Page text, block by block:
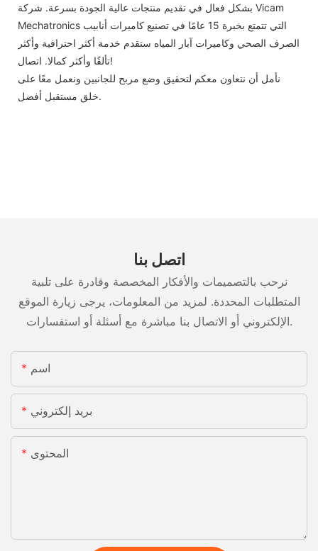
بشكل فعال في تقديم منتجات عالية الجودة بسرعة. شركة Vicam
Mechatronics التي تتمتع بخبرة 15 عامًا في تصنيع كاميرات أنابيب
الصرف الصحي وكاميرات آبار المياه ستقدم خدمة أكثر احترافية وأكثر
تألقًا وأكثر كمالا. اتصال!
نأمل أن نتعاون معكم لتحقيق وضع مربح للجانبين ونعمل معًا على
خلق مستقبل أفضل.
اتصل بنا
نرحب بالتصميمات والأفكار المخصصة وقادرة على تلبية
المتطلبات المحددة. لمزيد من المعلومات، يرجى زيارة الموقع
الإلكتروني أو الاتصال بنا مباشرة مع أسئلة أو استفسارات.
اسم
بريد إلكتروني
المحتوى